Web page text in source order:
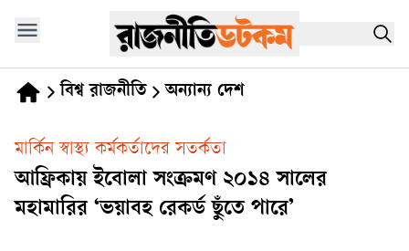
বিশ্ব রাজনীতি অন্যান্য দেশ
মার্কিন স্বাস্থ্য কর্মকর্তাদের সতর্কতা
আফ্রিকায় ইবোলা সংক্রমণ ২০১৪ সালের
মহামারির ‘ভয়াবহ রেকর্ড ছুঁতে পারে’